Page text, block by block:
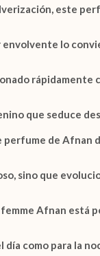
este
envolvente lo
rápidamente
que seduce
perfume de Afnan
sino que
Afnan está
día como para la